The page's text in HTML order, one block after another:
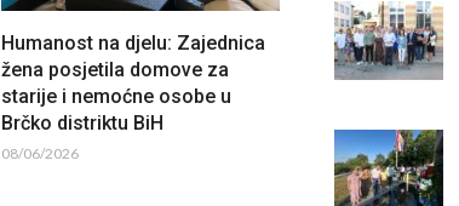
Humanost na djelu: Zajednica
žena posjetila domove za
starije i nemoćne osobe u
Brčko distriktu BiH
08/06/2026